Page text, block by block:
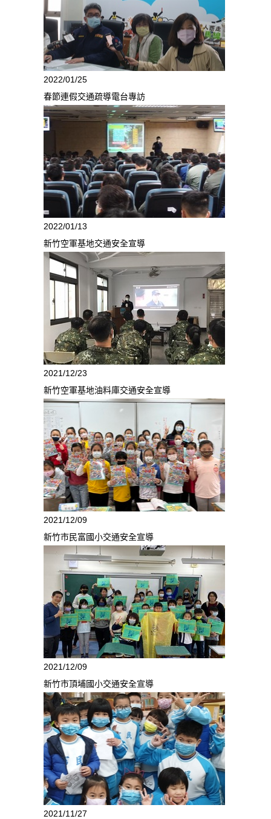
2022/01/25
春節連假交通疏導電台專訪
2022/01/13
新竹空軍基地交通安全宣導
2021/12/23
新竹空軍基地油料庫交通安全宣導
2021/12/09
新竹市民富國小交通安全宣導
2021/12/09
新竹市頂埔國小交通安全宣導
2021/11/27